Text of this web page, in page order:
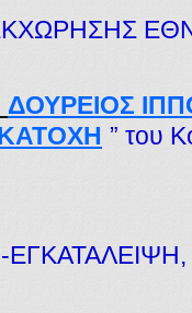
ΔΟΥΡΕΙΟΣ
” του